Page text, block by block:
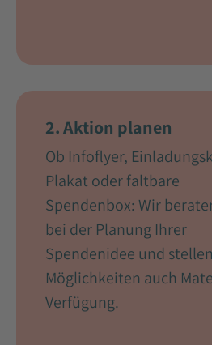
2. Aktion planen
Ob Infoflyer,
Plakat oder faltbare
Spendenbox: Wir
bei der Planung Ihrer
Spendenidee und
Möglichkeiten auch
Verfügung.